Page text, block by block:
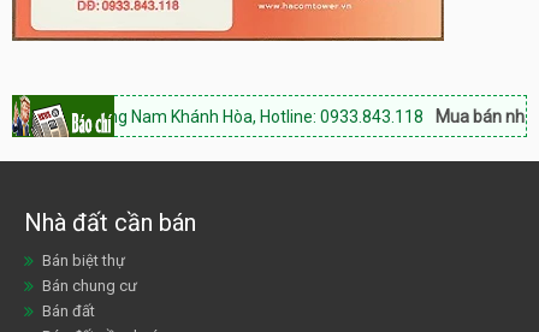
Nam Khánh Hòa, Hotline: 0933.843.118 Mua bán nhà đất Phan
Nhà đất cần bán
Bán biệt thự
Bán chung cư
Bán đất